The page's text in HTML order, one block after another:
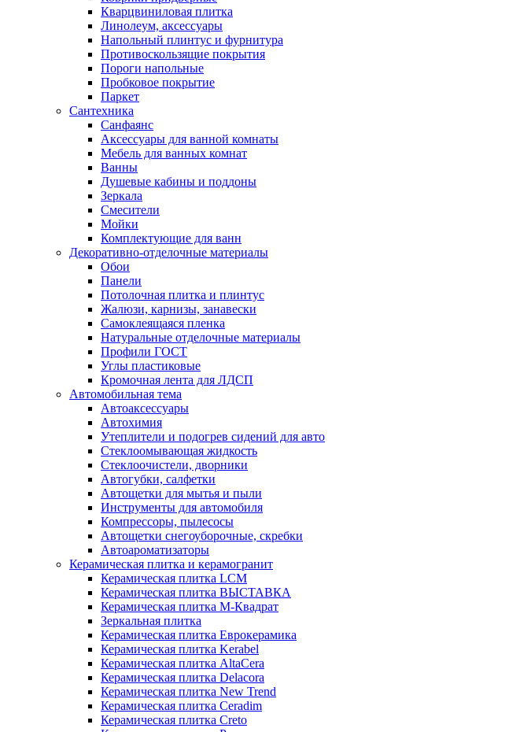
Кварцвиниловая плитка
Линолеум, аксессуары
Напольный плинтус и фурнитура
Противоскользящие покрытия
Пороги напольные
Пробковое покрытие
Паркет
Сантехника
Санфаянс
Аксессуары для ванной комнаты
Мебель для ванных комнат
Ванны
Душевые кабины и поддоны
Зеркала
Смесители
Мойки
Комплектующие для ванн
Декоративно-отделочные материалы
Обои
Панели
Потолочная плитка и плинтус
Жалюзи, карнизы, занавески
Самоклеящаяся пленка
Натуральные отделочные материалы
Профили ГОСТ
Углы пластиковые
Кромочная лента для ЛДСП
Автомобильная тема
Автоаксессуары
Автохимия
Утеплители и подогрев сидений для авто
Стеклоомывающая жидкость
Стеклоочистели, дворники
Автогубки, салфетки
Автощетки для мытья и пыли
Инструменты для автомобиля
Компрессоры, пылесосы
Автощетки снегоуборочные, скребки
Автоароматизаторы
Керамическая плитка и керамогранит
Керамическая плитка LCM
Керамическая плитка ВЫСТАВКА
Керамическая плитка М-Квадрат
Зеркальная плитка
Керамическая плитка Еврокерамика
Керамическая плитка Kerabel
Керамическая плитка AltaCera
Керамическая плитка Delacora
Керамическая плитка New Trend
Керамическая плитка Ceradim
Керамическая плитка Creto